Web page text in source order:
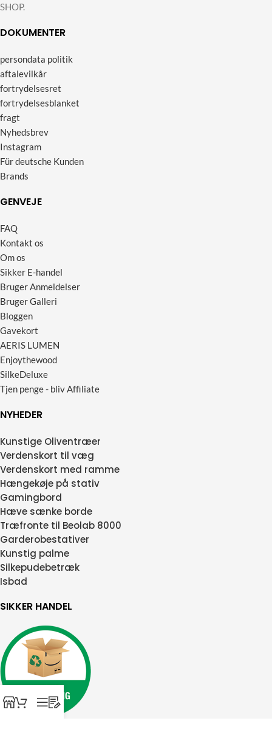
SHOP.
DOKUMENTER
persondata politik
aftalevilkår
fortrydelsesret
fortrydelsesblanket
fragt
Nyhedsbrev
Instagram
Für deutsche Kunden
Brands
GENVEJE
FAQ
Kontakt os
Om os
Sikker E-handel
Bruger Anmeldelser
Bruger Galleri
Bloggen
Gavekort
AERIS LUMEN
Enjoythewood
SilkeDeluxe
Tjen penge - bliv Affiliate
NYHEDER
Kunstige Oliventræer
Verdenskort til væg
Verdenskort med ramme
Hængekøje på stativ
Gamingbord
Hæve sænke borde
Træfronte til Beolab 8000
Garderobestativer
Kunstig palme
Silkepudebetræk
Isbad
SIKKER HANDEL